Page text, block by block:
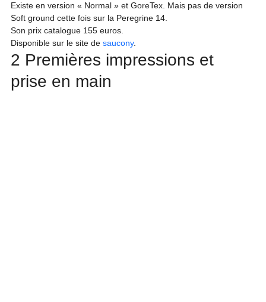
Existe en version « Normal » et GoreTex. Mais pas de version
Soft ground cette fois sur la Peregrine 14.
Son prix catalogue 155 euros.
Disponible sur le site de saucony.
2 Premières impressions et
prise en main